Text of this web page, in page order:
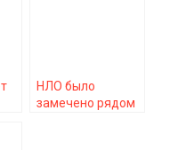
НЛО было
замечено рядом